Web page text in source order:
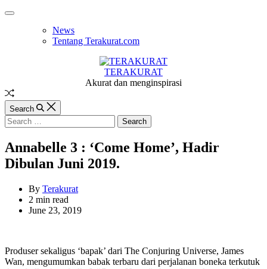
Skip
Off
News
Tentang Terakurat.com
TERAKURAT
Akurat dan menginspirasi
Random
Article
Search
Search
for:
Annabelle 3 : ‘Come Home’, Hadir
Dibulan Juni 2019.
By Terakurat
Estimated
read
2 min read
June 23, 2019
Produser sekaligus ‘bapak’ dari The Conjuring Universe, James
Wan, mengumumkan babak terbaru dari perjalanan boneka terkutuk